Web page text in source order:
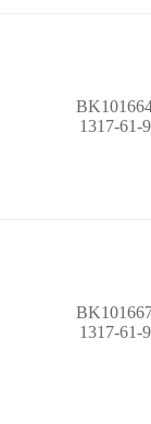
1317-61-9
1317-61-9